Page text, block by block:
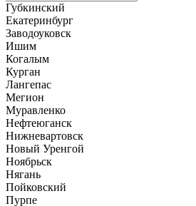
Губкинский
Екатеринбург
Заводоуковск
Ишим
Когалым
Курган
Лангепас
Мегион
Муравленко
Нефтеюганск
Нижневартовск
Новый Уренгой
Ноябрьск
Нягань
Пойковский
Пурпе